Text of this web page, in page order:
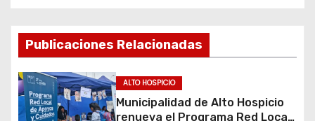
g
a
c
Publicaciones Relacionadas
ALTO HOSPICIO
Municipalidad de Alto Hospicio
renueva el Programa Red Local